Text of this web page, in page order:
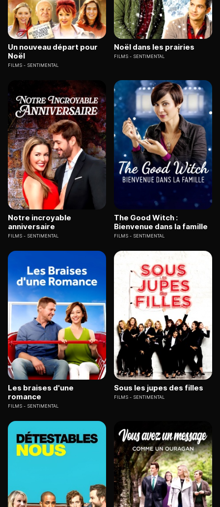
Un nouveau départ pour
Noël
FILMS SENTIMENTAL
Noël dans les prairies
FILMS SENTIMENTAL
Notre incroyable
anniversaire
FILMS SENTIMENTAL
The Good Witch :
Bienvenue dans la famille
FILMS SENTIMENTAL
Les braises d'une
romance
FILMS SENTIMENTAL
Sous les jupes des filles
FILMS SENTIMENTAL